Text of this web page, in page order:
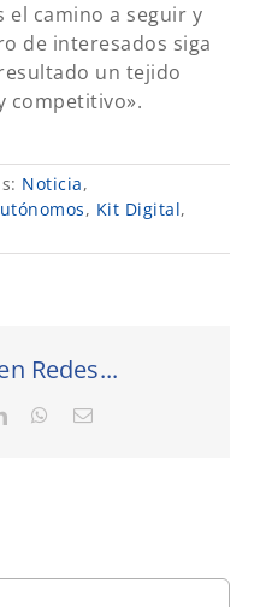
camino a seguir y
de interesados siga
un tejido
competitivo».
Noticia,
, Kit Digital,
Redes...
LinkedInWhatsApp
Correo